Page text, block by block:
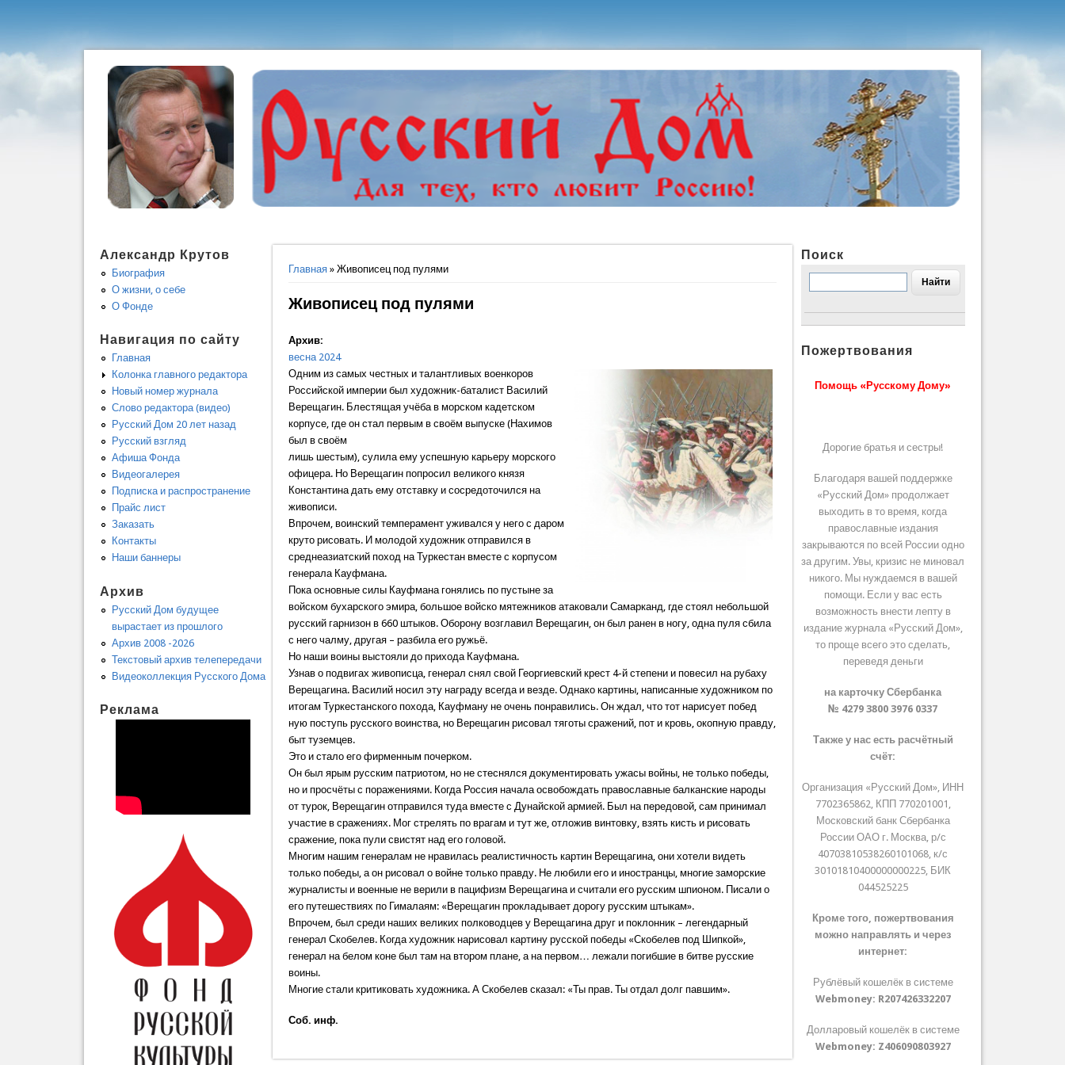
Вы здесь
Главная » Живописец под пулями
Живописец под пулями
Архив:
весна 2024
Одним из самых честных и талантливых военкоров
Российской империи был художник-баталист Василий
Верещагин. Блестящая учёба в морском кадетском
корпусе, где он стал первым в своём выпуске (Нахимов
был в своём
лишь шестым), сулила ему успешную карьеру морского
офицера. Но Верещагин попросил великого князя
Константина дать ему отставку и сосредоточился на
живописи.
Впрочем, воинский темперамент уживался у него с даром
круто рисовать. И молодой художник отправился в
среднеазиатский поход на Туркестан вместе с корпусом
генерала Кауфмана.
Пока основные силы Кауфмана гонялись по пустыне за
войском бухарского эмира, большое войско мятежников атаковали Самарканд, где стоял небольшой
русский гарнизон в 660 штыков. Оборону возглавил Верещагин, он был ранен в ногу, одна пуля сбила
с него чалму, другая – разбила его ружьё.
Но наши воины выстояли до прихода Кауфмана.
Узнав о подвигах живописца, генерал снял свой Георгиевский крест 4-й степени и повесил на рубаху
Верещагина. Василий носил эту награду всегда и везде. Однако картины, написанные художником по
итогам Туркестанского похода, Кауфману не очень понравились. Он ждал, что тот нарисует побед
ную поступь русского воинства, но Верещагин рисовал тяготы сражений, пот и кровь, окопную правду,
быт туземцев.
Это и стало его фирменным почерком.
Он был ярым русским патриотом, но не стеснялся документировать ужасы войны, не только победы,
но и просчёты с поражениями. Когда Россия начала освобождать православные балканские народы
от турок, Верещагин отправился туда вместе с Дунайской армией. Был на передовой, сам принимал
участие в сражениях. Мог стрелять по врагам и тут же, отложив винтовку, взять кисть и рисовать
сражение, пока пули свистят над его головой.
Многим нашим генералам не нравилась реалистичность картин Верещагина, они хотели видеть
только победы, а он рисовал о войне только правду. Не любили его и иностранцы, многие заморские
журналисты и военные не верили в пацифизм Верещагина и считали его русским шпионом. Писали о
его путешествиях по Гималаям: «Верещагин прокладывает дорогу русским штыкам».
Впрочем, был среди наших великих полководцев у Верещагина друг и поклонник – легендарный
генерал Скобелев. Когда художник нарисовал картину русской победы «Скобелев под Шипкой»,
генерал на белом коне был там на втором плане, а на первом… лежали погибшие в битве русские
воины.
Многие стали критиковать художника. А Скобелев сказал: «Ты прав. Ты отдал долг павшим».
Соб. инф.
Александр Крутов
Биография
О жизни, о себе
О Фонде
Навигация по сайту
Главная
Колонка главного редактора
Новый номер журнала
Слово редактора (видео)
Русский Дом 20 лет назад
Русский взгляд
Афиша Фонда
Видеогалерея
Подписка и распространение
Прайс лист
Заказать
Контакты
Наши баннеры
Архив
Русский Дом будущее
вырастает из прошлого
Архив 2008 -2026
Текстовый архив телепередачи
Видеоколлекция Русского Дома
Реклама
Поиск
Пожертвования
Помощь «Русскому Дому»
Дорогие братья и сестры!
Благодаря вашей поддержке
«Русский Дом» продолжает
выходить в то время, когда
православные издания
закрываются по всей России одно
за другим. Увы, кризис не миновал
никого. Мы нуждаемся в вашей
помощи. Если у вас есть
возможность внести лепту в
издание журнала «Русский Дом»,
то проще всего это сделать,
переведя деньги
на карточку Сбербанка
№ 4279 3800 3976 0337
Также у нас есть расчётный
счёт:
Организация «Русский Дом», ИНН
7702365862, КПП 770201001,
Московский банк Сбербанка
России ОАО г. Москва, р/с
40703810538260101068, к/с
30101810400000000225, БИК
044525225
Кроме того, пожертвования
можно направлять и через
интернет:
Рублёвый кошелёк в системе
Webmoney: R207426332207
Долларовый кошелёк в системе
Webmoney: Z406090803927